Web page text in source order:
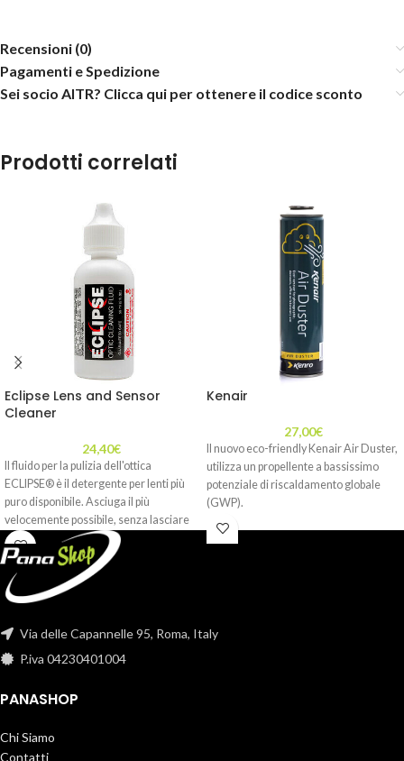
Recensioni (0)
Pagamenti e Spedizione
Sei socio AITR? Clicca qui per ottenere il codice sconto
Prodotti correlati
Eclipse Lens and Sensor
Cleaner
24,40€
Il fluido per la pulizia dell'ottica
ECLIPSE® è il detergente per lenti più
puro disponibile. Asciuga il più
velocemente possibile, senza lasciare
alcun residuo. È sicuro e ideale per la
pulizia di lenti e filtri.
59ml
Kenair
27,00€
Il nuovo eco-friendly Kenair Air Duster,
utilizza un propellente a bassissimo
potenziale di riscaldamento globale
(GWP).
Viene utilizzato per soffiare polvere,
generalmente nell'industria,
Via delle Capannelle 95, Roma, Italy
P.iva 04230401004
PANASHOP
Chi Siamo
Contatti